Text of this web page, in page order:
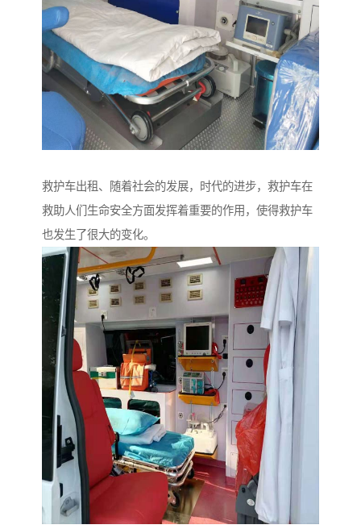
救护车出租、随着社会的发展，时代的进步，救护车在
救助人们生命安全方面发挥着重要的作用，使得救护车
也发生了很大的变化。